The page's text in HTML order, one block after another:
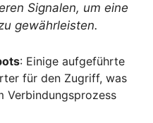
Signalen, um eine
gewährleisten.
: Einige aufgeführte
für den Zugriff, was
Verbindungsprozess